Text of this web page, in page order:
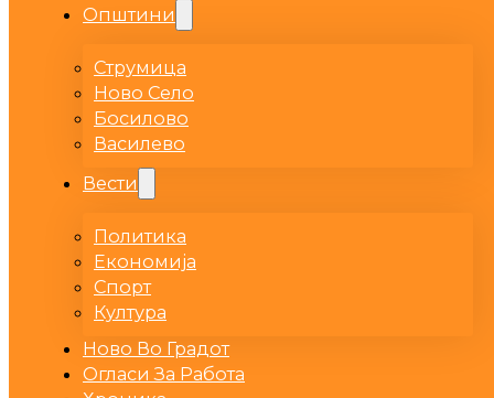
Општини
Струмица
Ново Село
Босилово
Василево
Вести
Политика
Економија
Спорт
Култура
Ново Во Градот
Огласи За Работа